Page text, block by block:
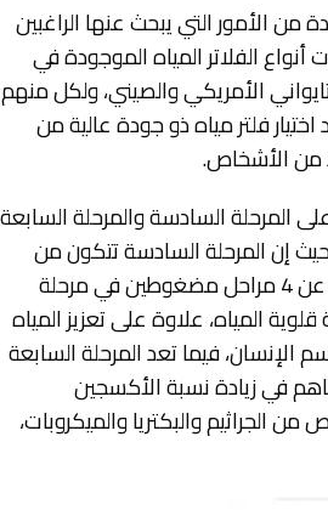
من الأمور التي يبحث عنها الراغبين
الفلاتر المياه الموجودة في
الأمريكي والصيني، ولكل منهم
فلتر مياه ذو جودة عالية من
من الأشخاص.
المرحلة السادسة والمرحلة السابعة
إن المرحلة السادسة تتكون من
البيوسيراميك، وهي عبارة عن 4 مراحل مضغوطين في مرحلة
المياه، علاوة على تعزيز المياه
الإنسان، فيما تعد المرحلة السابعة
في زيادة نسبة الأكسجين
الجراثيم والبكتريا والميكروبات،